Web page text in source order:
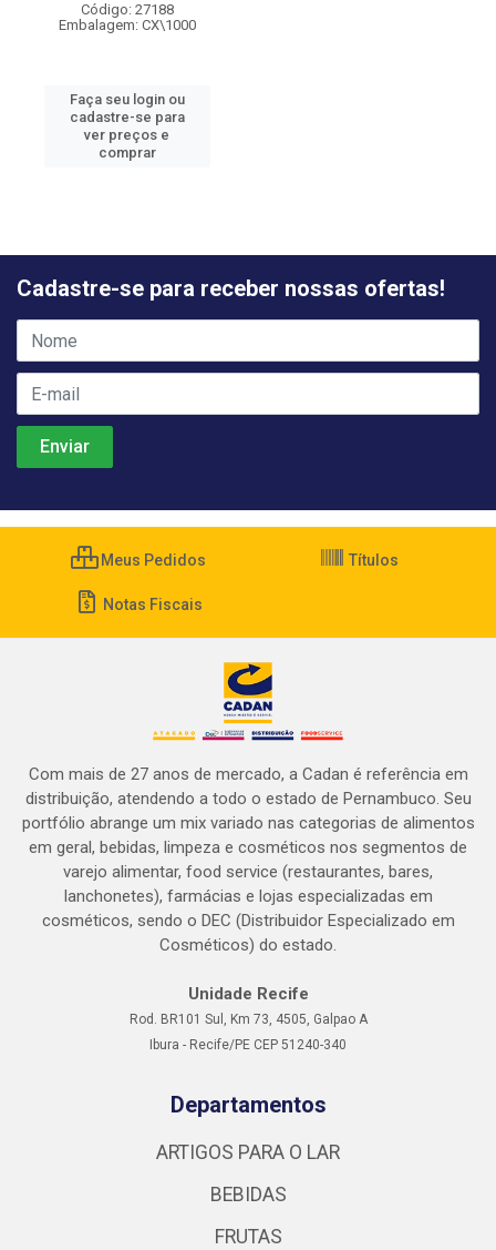
Código: 27188
Embalagem: CX\1000
Faça seu login ou
cadastre-se para
ver preços e
comprar
Cadastre-se para receber nossas ofertas!
Meus Pedidos Títulos
Notas Fiscais
Com mais de 27 anos de mercado, a Cadan é referência em
distribuição, atendendo a todo o estado de Pernambuco. Seu
portfólio abrange um mix variado nas categorias de alimentos
em geral, bebidas, limpeza e cosméticos nos segmentos de
varejo alimentar, food service (restaurantes, bares,
lanchonetes), farmácias e lojas especializadas em
cosméticos, sendo o DEC (Distribuidor Especializado em
Cosméticos) do estado.
Unidade Recife
Rod. BR101 Sul, Km 73, 4505, Galpao A
Ibura - Recife/PE CEP 51240-340
Departamentos
ARTIGOS PARA O LAR
BEBIDAS
FRUTAS